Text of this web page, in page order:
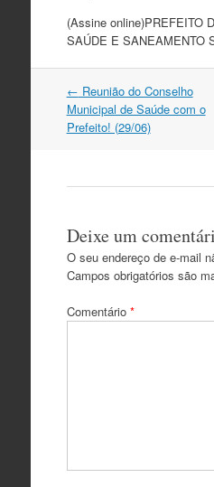
(Assine online)PREFEITO
SAÚDE E SANEAMENTO
Navegação
do
post
← Reunião do Conselho
Municipal de Saúde com o
Prefeito! (29/06)
Deixe um
O seu endereço de e-mail
Campos obrigatórios são
Comentário *